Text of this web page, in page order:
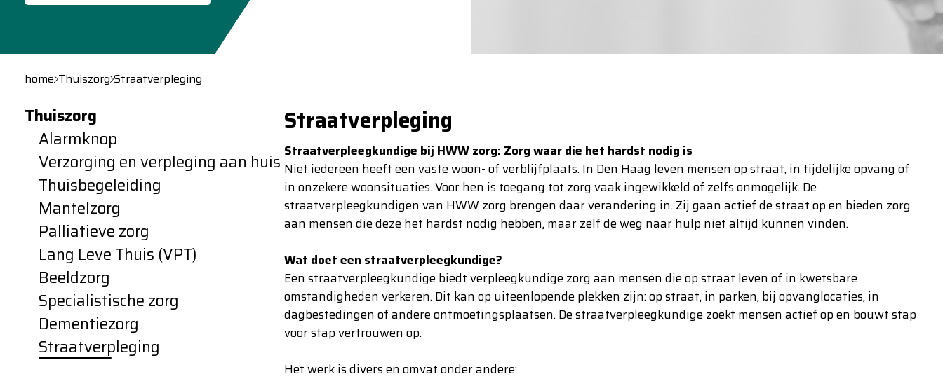
home Thuiszorg Straatverpleging
Thuiszorg
Alarmknop
Verzorging en verpleging aan huis
Thuisbegeleiding
Mantelzorg
Palliatieve zorg
Lang Leve Thuis (VPT)
Beeldzorg
Specialistische zorg
Dementiezorg
Straatverpleging
Straatverpleging
Straatverpleegkundige bij HWW zorg: Zorg waar die het hardst nodig is
Niet iedereen heeft een vaste woon- of verblijfplaats. In Den Haag leven mensen op straat, in tijdelijke opvang of
in onzekere woonsituaties. Voor hen is toegang tot zorg vaak ingewikkeld of zelfs onmogelijk. De
straatverpleegkundigen van HWW zorg brengen daar verandering in. Zij gaan actief de straat op en bieden zorg
aan mensen die deze het hardst nodig hebben, maar zelf de weg naar hulp niet altijd kunnen vinden.
Wat doet een straatverpleegkundige?
Een straatverpleegkundige biedt verpleegkundige zorg aan mensen die op straat leven of in kwetsbare
omstandigheden verkeren. Dit kan op uiteenlopende plekken zijn: op straat, in parken, bij opvanglocaties, in
dagbestedingen of andere ontmoetingsplaatsen. De straatverpleegkundige zoekt mensen actief op en bouwt stap
voor stap vertrouwen op.
Het werk is divers en omvat onder andere: